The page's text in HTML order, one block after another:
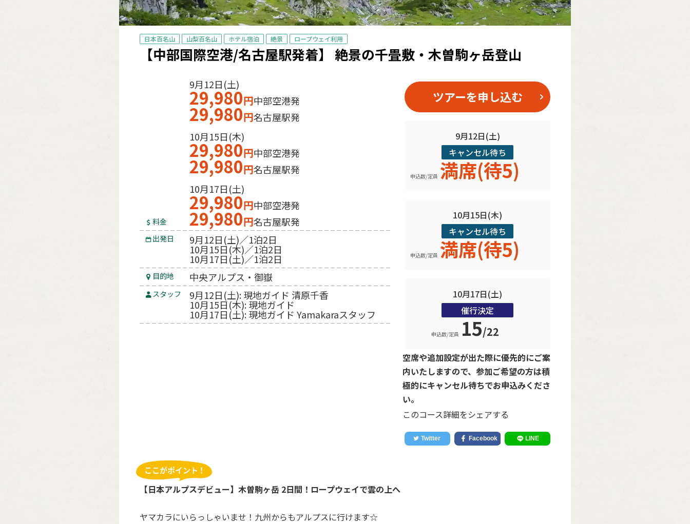
日本百名山 山梨百名山 ホテル宿泊 絶景 ロープウェイ利用
【中部国際空港/名古屋駅発着】 絶景の千畳敷・木曽駒ヶ岳登山
料金
9月12日(土)
29,980円中部空港発
29,980円名古屋駅発
10月15日(木)
29,980円中部空港発
29,980円名古屋駅発
10月17日(土)
29,980円中部空港発
29,980円名古屋駅発
出発日 9月12日(土)／1泊2日
10月15日(木)／1泊2日
10月17日(土)／1泊2日
目的地 中央アルプス・御嶽
スタッフ 9月12日(土): 現地ガイド 清原千香
10月15日(木): 現地ガイド
10月17日(土): 現地ガイド Yamakaraスタッフ
ツアーを申し込む
9月12日(土)
キャンセル待ち
申込数/定員 満席(待5)
10月15日(木)
キャンセル待ち
申込数/定員 満席(待5)
10月17日(土)
催行決定
申込数/定員 15/22
空席や追加設定が出た際に優先的にご案
内いたしますので、参加ご希望の方は積
極的にキャンセル待ちでお申込みくださ
い。
このコース詳細をシェアする
【日本アルプスデビュー】木曽駒ヶ岳 2日間！ロープウェイで雲の上へ
ヤマカラにいらっしゃいませ！九州からもアルプスに行けます☆